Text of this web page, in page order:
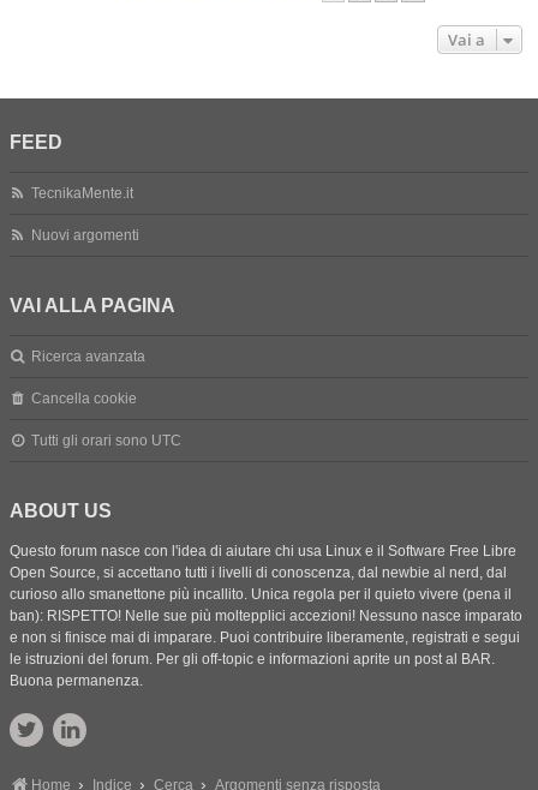
Vai a
FEED
TecnikaMente.it
Nuovi argomenti
VAI ALLA PAGINA
Ricerca avanzata
Cancella cookie
Tutti gli orari sono UTC
ABOUT US
Questo forum nasce con l'idea di aiutare chi usa Linux e il Software Free Libre
Open Source, si accettano tutti i livelli di conoscenza, dal newbie al nerd, dal
curioso allo smanettone più incallito. Unica regola per il quieto vivere (pena il
ban): RISPETTO! Nelle sue più moltepplici accezioni! Nessuno nasce imparato
e non si finisce mai di imparare. Puoi contribuire liberamente, registrati e segui
le istruzioni del forum. Per gli off-topic e informazioni aprite un post al BAR.
Buona permanenza.
Home Indice Cerca Argomenti senza risposta